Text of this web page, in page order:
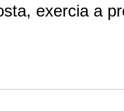
exercia a